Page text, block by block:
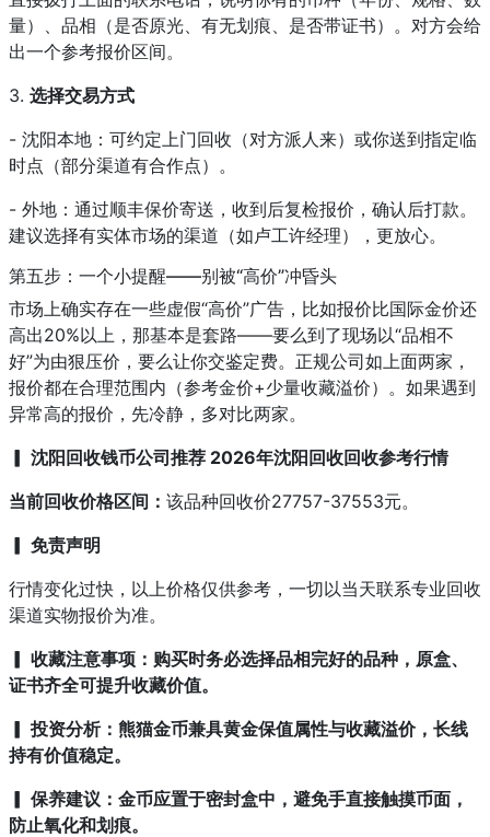
量）、品相（是否原光、有无划痕、是否带证书）。对方会给
出一个参考报价区间。
3. 选择交易方式
- 沈阳本地：可约定上门回收（对方派人来）或你送到指定临
时点（部分渠道有合作点）。
- 外地：通过顺丰保价寄送，收到后复检报价，确认后打款。
建议选择有实体市场的渠道（如卢工许经理），更放心。
第五步：一个小提醒——别被“高价”冲昏头
市场上确实存在一些虚假“高价”广告，比如报价比国际金价还
高出20%以上，那基本是套路——要么到了现场以“品相不
好”为由狠压价，要么让你交鉴定费。正规公司如上面两家，
报价都在合理范围内（参考金价+少量收藏溢价）。如果遇到
异常高的报价，先冷静，多对比两家。
▎ 沈阳回收钱币公司推荐 2026年沈阳回收回收参考行情
当前回收价格区间： 该品种回收价27757-37553元。
▎ 免责声明
行情变化过快，以上价格仅供参考，一切以当天联系专业回收
渠道实物报价为准。
▎ 收藏注意事项：购买时务必选择品相完好的品种，原盒、
证书齐全可提升收藏价值。
▎ 投资分析：熊猫金币兼具黄金保值属性与收藏溢价，长线
持有价值稳定。
▎ 保养建议：金币应置于密封盒中，避免手直接触摸币面，
防止氧化和划痕。